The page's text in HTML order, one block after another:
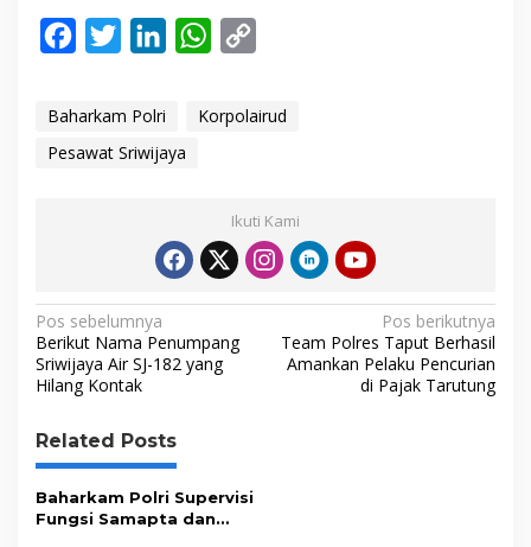
c
i
t
I
n
W
a
p
p
p
i
n
k
Baharkam Polri
Korpolairud
Pesawat Sriwijaya
Ikuti Kami
N
a
v
i
g
a
s
Pos sebelumnya
Berikut Nama Penumpang
Sriwijaya Air SJ-182 yang
Hilang Kontak
Pos berikutnya
Team Polres Taput Berhasil
Amankan Pelaku Pencurian
di Pajak Tarutung
Related Posts
Baharkam Polri Supervisi
Fungsi Samapta dan